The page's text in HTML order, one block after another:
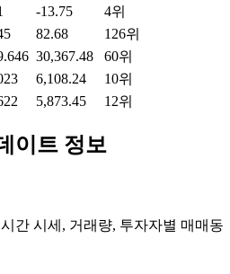
-13.75
4위
82.68
126위
30,367.48
60위
6,108.24
10위
5,873.45 12위
이트 정보
간 시세, 거래량, 투자자별 매매동